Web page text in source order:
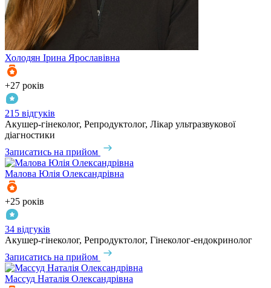
Холодян Ірина Ярославівна
+27 років
215 відгуків
Акушер-гінеколог, Репродуктолог, Лікар ультразвукової
діагностики
Записатись на прийом
Малова Юлія Олександрівна
+25 років
34 відгуків
Акушер-гінеколог, Репродуктолог, Гінеколог-ендокринолог
Записатись на прийом
Массуд Наталія Олександрівна